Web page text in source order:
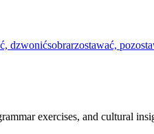
dzwonićsobrarzostawać,
exercises, and cultural